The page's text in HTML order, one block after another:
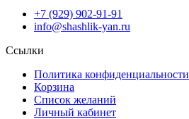
+7 (929) 902-91-91
info@shashlik-yan.ru
Ссылки
Политика конфиденциальности
Корзина
Список желаний
Личный кабинет